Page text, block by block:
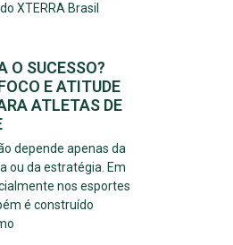
XTERRA Brasil
O SUCESSO?
E ATITUDE
ATLETAS DE
depende apenas da
ou da estratégia. Em
nos esportes
é construído